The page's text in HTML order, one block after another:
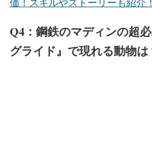
Q4：鋼鉄のマディンの超
グライド』で現れる動物は